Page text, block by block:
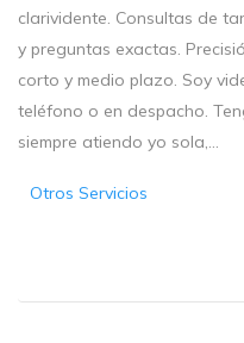
clarividente. Consultas de
y preguntas exactas.
corto y medio plazo. Soy
teléfono o en despacho.
siempre atiendo yo sola,...
Otros Servicios